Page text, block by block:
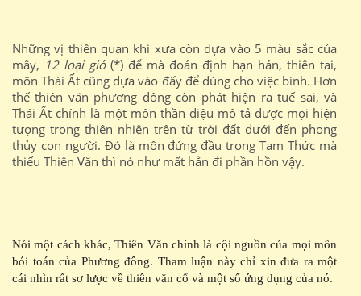
Những vị thiên quan khi xưa còn dựa vào 5 màu sắc của
mây, 12 loại gió(*) để mà đoán định hạn hán, thiên tai,
môn Thái Ất cũng dựa vào đấy để dùng cho việc binh. Hơn
thế thiên văn phương đông còn phát hiện ra tuế sai, và
Thái Ất chính là một môn thần diệu mô tả được mọi hiện
tượng trong thiên nhiên trên từ trời đất dưới đến phong
thủy con người. Đó là môn đứng đầu trong Tam Thức mà
thiếu Thiên Văn thì nó như mất hẳn đi phần hồn vậy.
Nói một cách khác, Thiên Văn chính là cội nguồn của mọi môn
bói toán của Phương đông. Tham luận này chỉ xin đưa ra một
cái nhìn rất sơ lược về thiên văn cổ và một số ứng dụng của nó.